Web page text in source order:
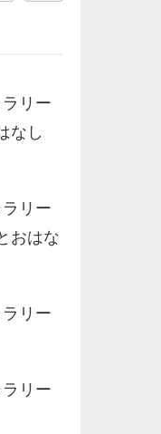
リー
なし
リー
おはな
リー
リー